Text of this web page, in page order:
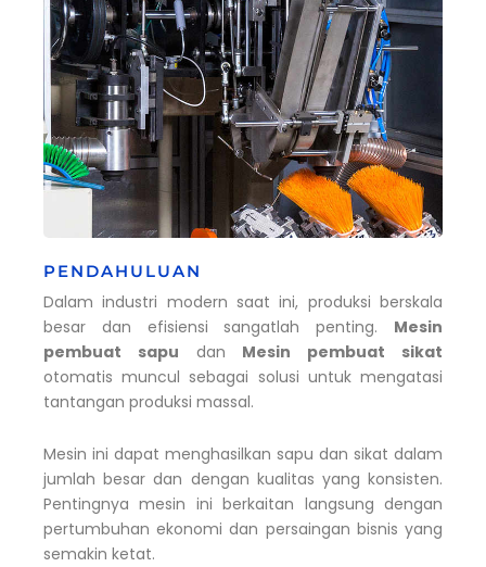
PENDAHULUAN
Dalam industri modern saat ini, produksi berskala
besar dan efisiensi sangatlah penting. Mesin
pembuat sapu dan Mesin pembuat sikat
otomatis muncul sebagai solusi untuk mengatasi
tantangan produksi massal.
Mesin ini dapat menghasilkan sapu dan sikat dalam
jumlah besar dan dengan kualitas yang konsisten.
Pentingnya mesin ini berkaitan langsung dengan
pertumbuhan ekonomi dan persaingan bisnis yang
semakin ketat.